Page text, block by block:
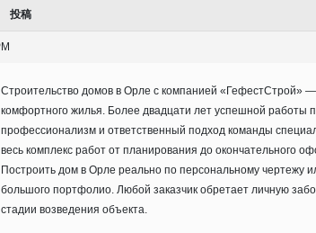
投稿
Строительство домов в Орле с компанией «ГефестСтрой»
комфортного жилья. Более двадцати лет успешной работы
профессионализм и ответственный подход команды
весь комплекс работ от планирования до окончательного
Построить дом в Орле реально по персональному чертежу
большого портфолио. Любой заказчик обретает личную
стадии возведения объекта.